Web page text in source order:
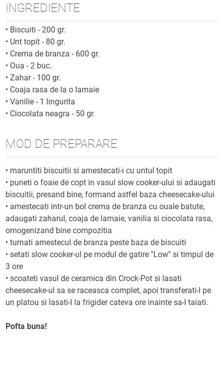
INGREDIENTE
• Biscuiti - 200 gr.
• Unt topit - 80 gr.
• Crema de branza - 600 gr.
• Oua - 2 buc.
•Zahar - 100 gr.
• Coaja rasa de la o lamaie
•Vanilie - 1 lingurita
• Ciocolata neagra - 50 gr.
MOD DE PREPARARE
• maruntiti biscuitii si amestecati-i cu untul topit
• puneti o foaie de copt in vasul slow cooker-ului si adaugati
biscuitii, presand bine, formand astfel baza cheesecake-ului
• amestecati intr-un bol crema de branza cu ouale batute,
adaugati zaharul, coaja de lamaie, vanilia si ciocolata rasa,
omogenizand bine compozitia
• turnati amestecul de branza peste baza de biscuiti
• setati slow cooker-ul pe modul de gatire ''Low'' si timpul de
3 ore
• scoateti vasul de ceramica din Crock-Pot si lasati
cheesecake-ul sa se raceasca complet, apoi transferati-l pe
un platou si lasati-l la frigider cateva ore inainte sa-l taiati.
Pofta buna!